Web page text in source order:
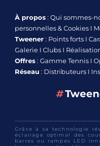
À propos: Qui sommes-
personnelles & Cookies I
Tweener: Points forts I
Galerie I Clubs I
Offres: Gamme Tennis I
Réseau : Distributeurs I
#
Grâce à sa technologie
éclairage optimal des
barres ou rampes LED